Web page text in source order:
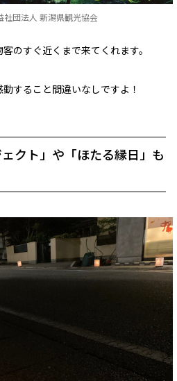
社団法人 新潟県観光協会
のすぐ近くまで来てくれます。
すること間違いなしですよ！
ェクト」や「ほたる縁日」も